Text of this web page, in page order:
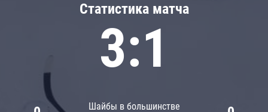
Статистика матча
3:1
Шайбы в большинстве